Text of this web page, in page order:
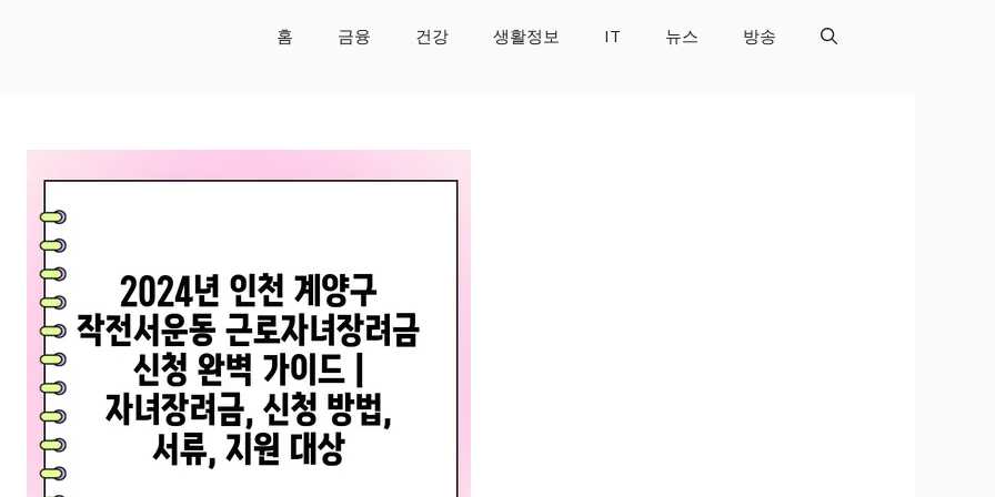
홈 금융 건강 생활정보 IT 뉴스 방송